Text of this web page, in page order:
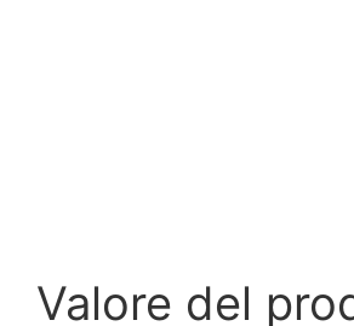
Valore del